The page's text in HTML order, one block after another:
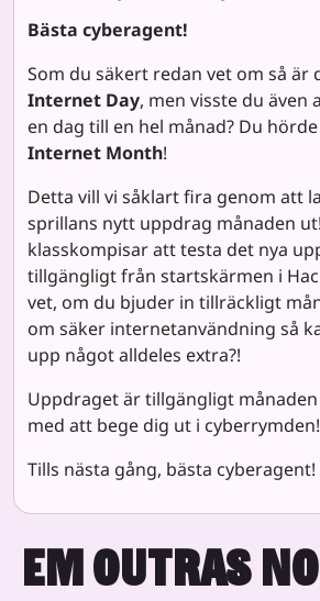
Bästa cyberagent!
Som du säkert redan vet om så är
Internet Day, men visste du även
en dag till en hel månad? Du
Internet Month!
Detta vill vi såklart fira genom att
sprillans nytt uppdrag månaden
klasskompisar att testa det nya
tillgängligt från startskärmen i
vet, om du bjuder in tillräckligt
om säker internetanvändning så
upp något alldeles extra?!
Uppdraget är tillgängligt
med att bege dig ut i cyberrymden!
Tills nästa gång, bästa cyberagent!
EM OUTRAS